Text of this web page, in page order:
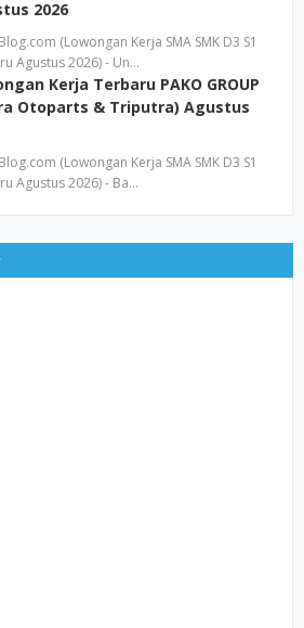
2026
(Lowongan Kerja SMA SMK D3 S1
Agustus 2026) - Un…
Kerja Terbaru PAKO GROUP
Otoparts & Triputra) Agustus
(Lowongan Kerja SMA SMK D3 S1
Agustus 2026) - Ba…